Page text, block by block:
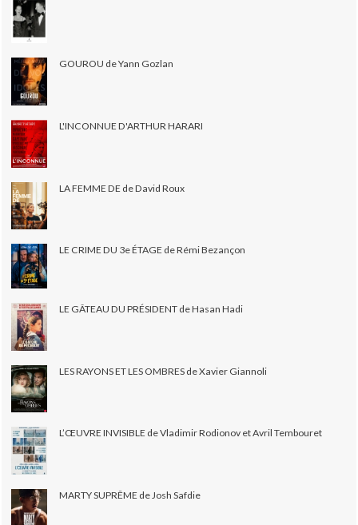
GOUROU de Yann Gozlan
L'INCONNUE D'ARTHUR HARARI
LA FEMME DE de David Roux
LE CRIME DU 3e ÉTAGE de Rémi Bezançon
LE GÂTEAU DU PRÉSIDENT de Hasan Hadi
LES RAYONS ET LES OMBRES de Xavier Giannoli
L’ŒUVRE INVISIBLE de Vladimir Rodionov et Avril Tembouret
MARTY SUPRÊME de Josh Safdie